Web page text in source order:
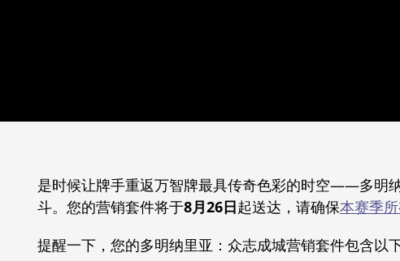
是时候让牌手重返万智牌最具传奇色彩的时空——多明
斗。您的营销套件将于8月26日起送达，请确保本赛季
提醒一下，您的多明纳里亚：众志成城营销套件包含以